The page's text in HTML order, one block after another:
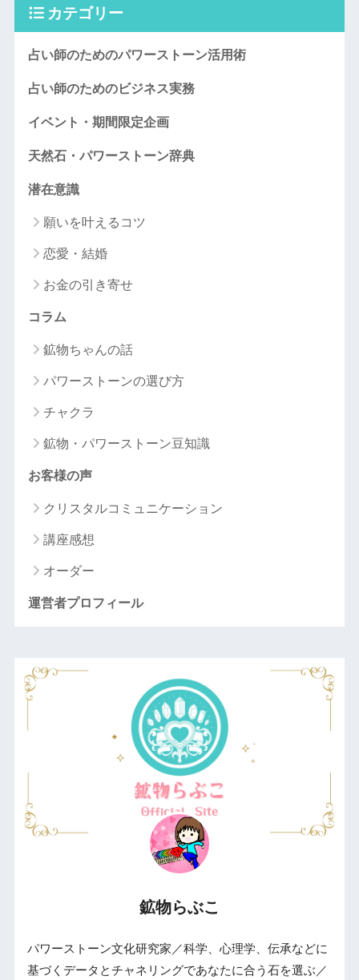
カテゴリー
占い師のためのパワーストーン活用術
占い師のためのビジネス実務
イベント・期間限定企画
天然石・パワーストーン辞典
潜在意識
願いを叶えるコツ
恋愛・結婚
お金の引き寄せ
コラム
鉱物ちゃんの話
パワーストーンの選び方
チャクラ
鉱物・パワーストーン豆知識
お客様の声
クリスタルコミュニケーション
講座感想
オーダー
運営者プロフィール
鉱物らぶこ
パワーストーン文化研究家／科学、心理学、伝承などに
基づくデータとチャネリングであなたに合う石を選ぶ／